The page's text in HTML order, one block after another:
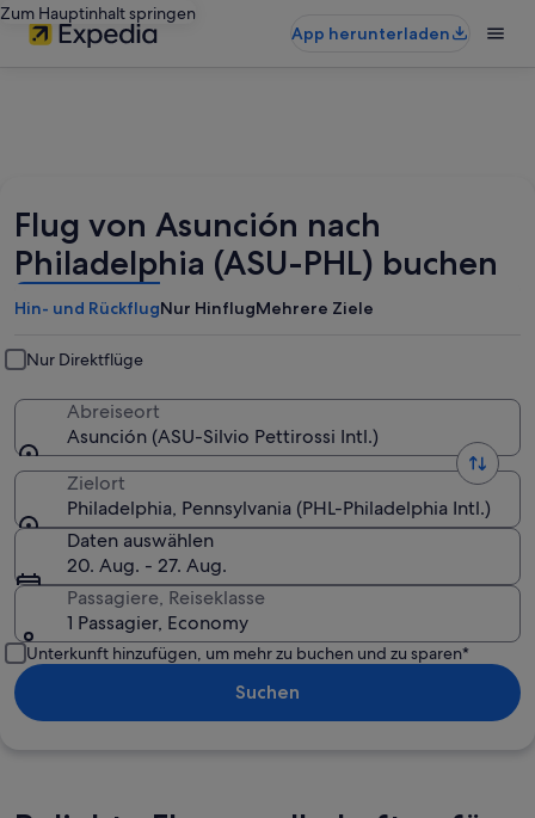
Zum Hauptinhalt springen
App herunterladen
Flug von Asunción nach
Philadelphia (ASU-PHL) buchen
Hin- und RückflugNur HinflugMehrere Ziele
Nur Direktflüge
Abreiseort
Asunción (ASU-Silvio Pettirossi Intl.)
Zielort
Philadelphia, Pennsylvania (PHL-Philadelphia Intl.)
Daten auswählen
20. Aug. - 27. Aug.
Passagiere, Reiseklasse
1 Passagier, Economy
Unterkunft hinzufügen, um mehr zu buchen und zu sparen*
Suchen